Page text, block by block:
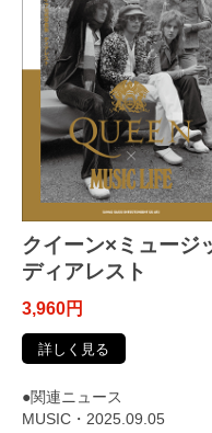
クイーン×ミュー
ディアレスト
3,960円
詳しく見る
●関連ニュース
MUSIC・2025.09.05